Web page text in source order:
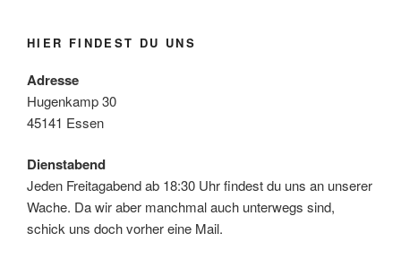
HIER FINDEST DU UNS
Adresse
Hugenkamp 30
45141 Essen
Dienstabend
Jeden Freitagabend ab 18:30 Uhr findest du uns an unserer
Wache. Da wir aber manchmal auch unterwegs sind,
schick uns doch vorher eine Mail.